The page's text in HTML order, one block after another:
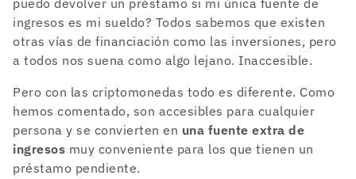
puedo devolver un préstamo si mi única fuente de
ingresos es mi sueldo? Todos sabemos que existen
otras vías de financiación como las inversiones, pero
a todos nos suena como algo lejano. Inaccesible.
Pero con las criptomonedas todo es diferente. Como
hemos comentado, son accesibles para cualquier
persona y se convierten en una fuente extra de
ingresos muy conveniente para los que tienen un
préstamo pendiente.